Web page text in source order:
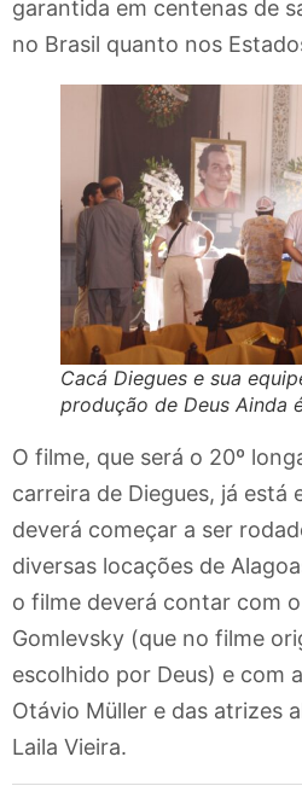
garantida em centenas de
no Brasil quanto nos
Cacá Diegues e sua
produção de Deus Ainda
O filme, que será o 20º
carreira de Diegues, já está
deverá começar a ser
diversas locações de
o filme deverá contar com
Gomlevsky (que no filme
escolhido por Deus) e com
Otávio Müller e das atrizes
Laila Vieira.